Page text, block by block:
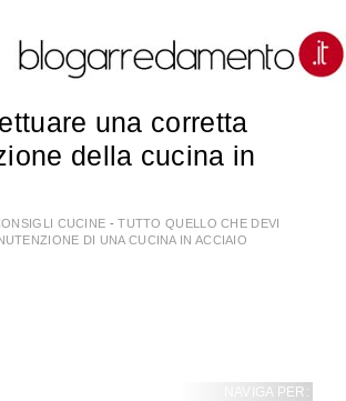
una corretta
della cucina in
CUCINE -TUTTO QUELLO CHE DEVI
DI UNA CUCINA IN ACCIAIO
NAVIGA PER: